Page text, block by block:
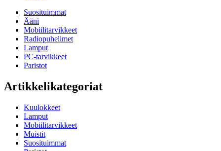
Suosituimmat
Ääni
Mobiilitarvikkeet
Radiopuhelimet
Lamput
PC-tarvikkeet
Paristot
Artikkelikategoriat
Kuulokkeet
Lamput
Mobiilitarvikkeet
Muistit
Suosituimmat